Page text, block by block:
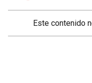
Este contenido